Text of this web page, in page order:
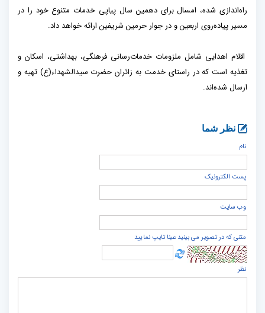
راه‌اندازی شده، امسال برای دهمین سال پیاپی خدمات متنوع خود را در
مسیر پیاده‌روی اربعین و در جوار حرمین شریفین ارائه خواهد داد.
اقلام اهدایی شامل ملزومات خدمات‌رسانی فرهنگی، بهداشتی، اسکان و
تغذیه است که در راستای خدمت به زائران حضرت سیدالشهداء(ع) تهیه و
ارسال شده‌اند.
نظر شما
نام
پست الكترونيک
وب سایت
متنی که در تصویر می بینید عینا تایپ نمایید
نظر